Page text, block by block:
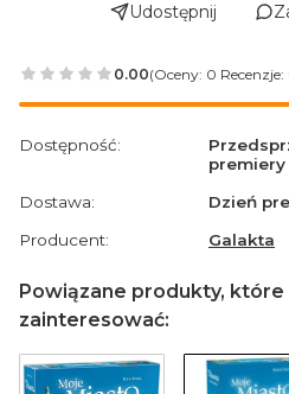
Udostępnij
0.00(Oceny: 0 Recenzje:
Przejdź do sekcji
Dostępność:
premiery
Dostawa:
Dzień
Producent:
Galakta
Powiązane produkty, które
zainteresować: